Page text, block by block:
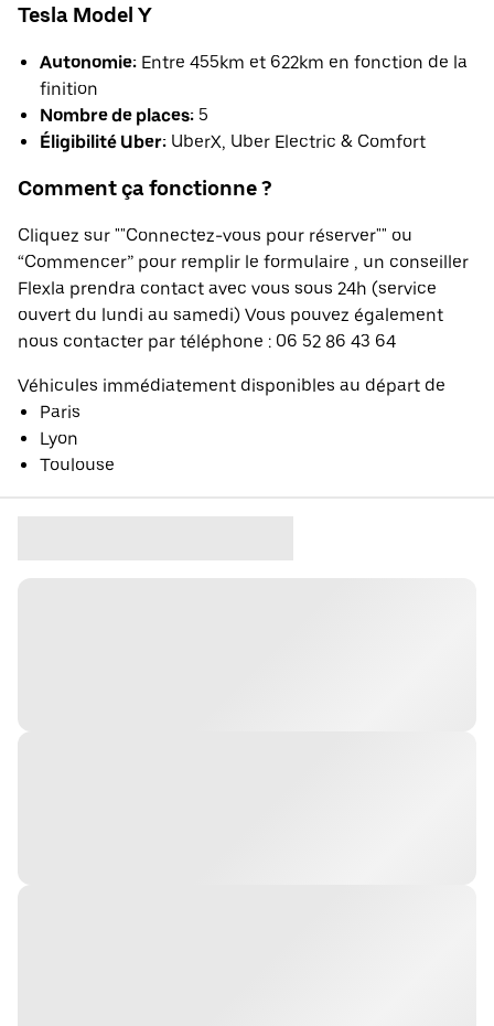
Tesla Model Y
Autonomie: Entre 455km et 622km en fonction de la
finition
Nombre de places: 5
Éligibilité Uber: UberX, Uber Electric & Comfort
Comment ça fonctionne ?
Cliquez sur ""Connectez-vous pour réserver"" ou
“Commencer” pour remplir le formulaire , un conseiller
Flexla prendra contact avec vous sous 24h (service
ouvert du lundi au samedi) Vous pouvez également
nous contacter par téléphone : 06 52 86 43 64
Véhicules immédiatement disponibles au départ de
Paris
Lyon
Toulouse